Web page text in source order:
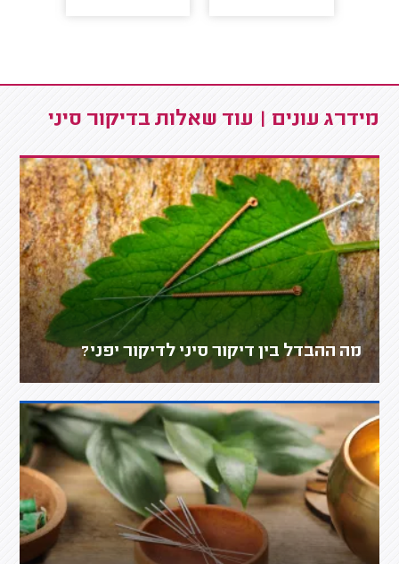
מידרג עונים | עוד שאלות בדיקור סיני
מה ההבדל בין דיקור סיני לדיקור יפני?